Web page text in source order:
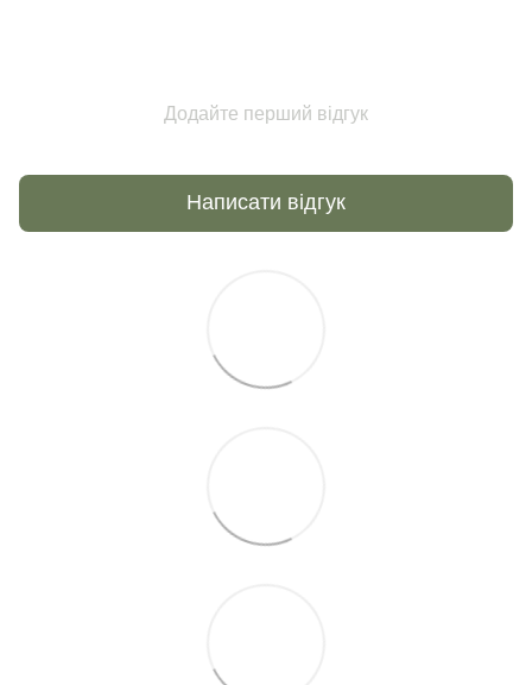
Додайте перший відгук
Написати відгук